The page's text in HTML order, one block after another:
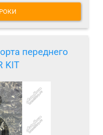
переднего
KIT